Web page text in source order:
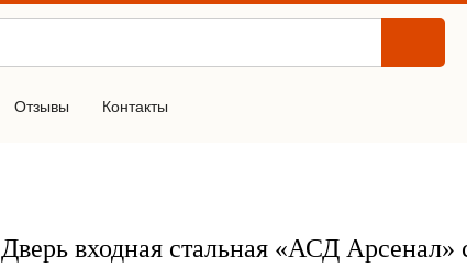
Отзывы Контакты
Дверь входная стальная «АСД Арсенал»